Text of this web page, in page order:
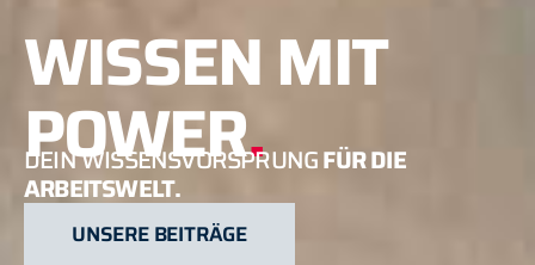
WISSEN MIT
POWER.
DEIN WISSENSVORSPRUNGFÜR DIE
ARBEITSWELT.
UNSERE BEITRÄGE